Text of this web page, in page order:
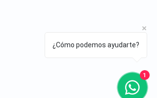
¿Cómo podemos ayudarte?
1